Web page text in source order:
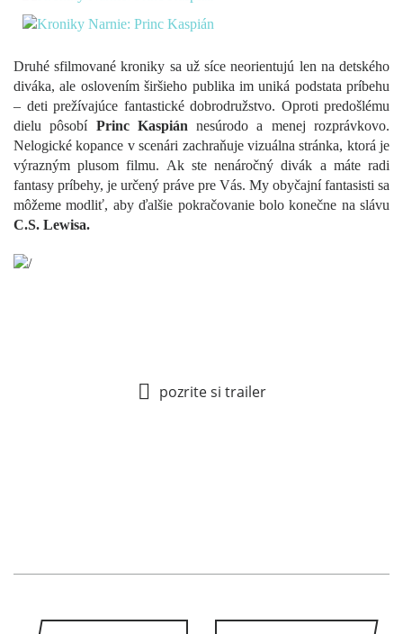
Druhé sfilmované kroniky sa už síce neorientujú len na detského
diváka, ale oslovením širšieho publika im uniká podstata príbehu
– deti prežívajúce fantastické dobrodružstvo. Oproti predošlému
dielu pôsobí Princ Kaspián nesúrodo a menej rozprávkovo.
Nelogické kopance v scenári zachraňuje vizuálna stránka, ktorá je
výrazným plusom filmu. Ak ste nenáročný divák a máte radi
fantasy príbehy, je určený práve pre Vás. My obyčajní fantasisti sa
môžeme modliť, aby ďalšie pokračovanie bolo konečne na slávu
C.S. Lewisa.
pozrite si trailer